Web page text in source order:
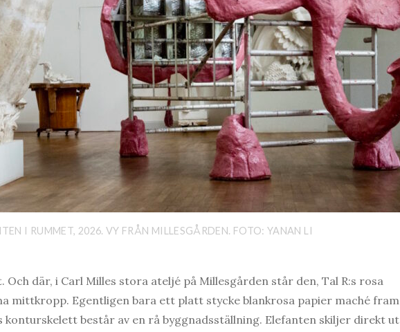
I RUMMET, 2026. VY FRÅN MILLESGÅRDEN. FOTO: YANAN LI
Och där, i Carl Milles stora ateljé på Millesgården står den, Tal R:s rosa
mittkropp. Egentligen bara ett platt stycke blankrosa papier maché fram
konturskelett består av en rå byggnadsställning. Elefanten skiljer direkt ut